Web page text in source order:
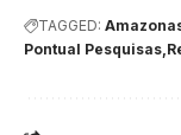
TAGGED:
Pontual Pesquisas